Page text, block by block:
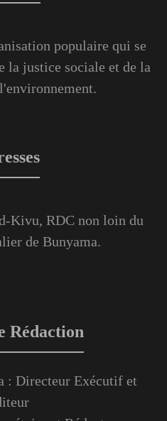
populaire qui se
la justice sociale et de la
Kivu, RDC non loin du
de Bunyama.
Rédaction
: Directeur Exécutif et